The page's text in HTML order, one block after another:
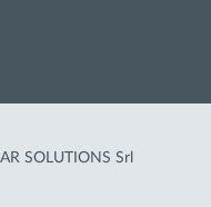
SOLUTIONS Srl